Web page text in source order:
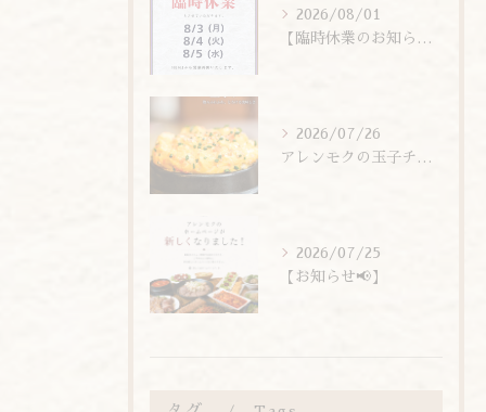
2026/08/01
【臨時休業のお知らせ】
2026/07/26
アレンモクの玉子チムは、玉子を惜しまず6個分使用しています！
2026/07/25
【お知らせ📢】